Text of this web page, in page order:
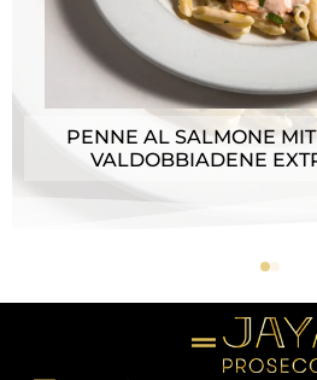
PENNE AL SALMONE
VALDOBBIADENE